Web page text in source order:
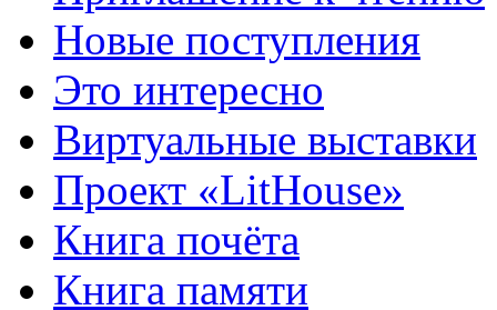
Новые поступления
Это интересно
Виртуальные выставки
Проект «LitHouse»
Книга почёта
Книга памяти